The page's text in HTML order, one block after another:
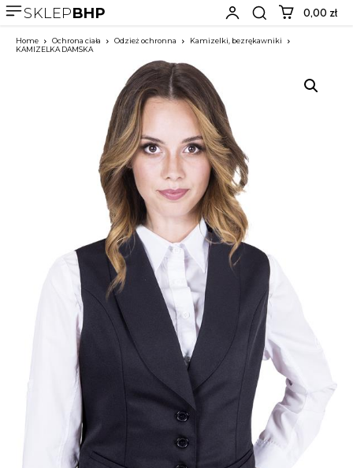
SKLEPBHP 0,00 zł
Home Ochrona ciała Odzież ochronna
Kamizelki, bezrękawniki
KAMIZELKA DAMSKA